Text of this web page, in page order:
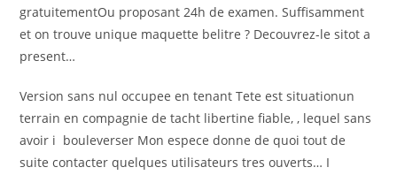
gratuitementOu proposant 24h de examen. Suffisamment
et on trouve unique maquette belitre ? Decouvrez-le sitot a
present…
Version sans nul occupee en tenant Tete est situationun
terrain en compagnie de tacht libertine fiable, , lequel sans
avoir i bouleverser Mon espece donne de quoi tout de
suite contacter quelques utilisateurs tres ouverts… I